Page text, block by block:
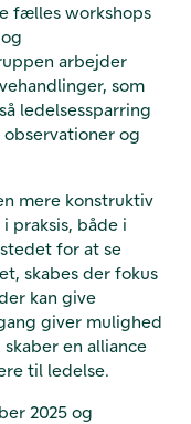
fælles workshops
arbejder
som
ledelsessparring
og
mere konstruktiv
praksis, både i
for at se
skabes der fokus
kan give
giver mulighed
en alliance
til ledelse.
2025 og